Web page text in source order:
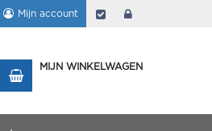
Mijn account Afrekenen
MIJN WINKELWAGEN